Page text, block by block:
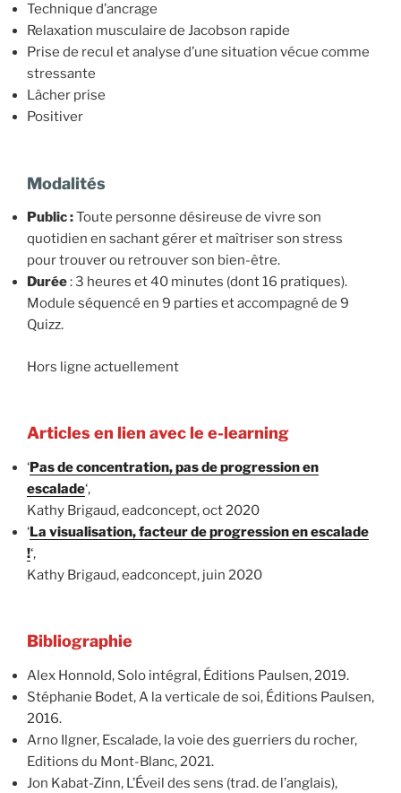
Technique d’ancrage
Relaxation musculaire de Jacobson rapide
Prise de recul et analyse d’une situation vécue comme
stressante
Lâcher prise
Positiver
Modalités
Public :Toute personne désireuse de vivre son
quotidien en sachant gérer et maîtriser son stress
pour trouver ou retrouver son bien-être.
Durée: 3 heures et 40 minutes (dont 16 pratiques).
Module séquencé en 9 parties et accompagné de 9
Quizz.
Hors ligne actuellement
Articles en lien avec le e-learning
‘Pas de concentration, pas de progression en
escalade‘,
Kathy Brigaud, eadconcept, oct 2020
‘La visualisation, facteur de progression en escalade
!‘,
Kathy Brigaud, eadconcept, juin 2020
Bibliographie
Alex Honnold, Solo intégral, Éditions Paulsen, 2019.
Stéphanie Bodet, A la verticale de soi, Éditions Paulsen,
2016.
Arno Ilgner, Escalade, la voie des guerriers du rocher,
Editions du Mont-Blanc, 2021.
Jon Kabat-Zinn, L’Éveil des sens (trad. de l’anglais),